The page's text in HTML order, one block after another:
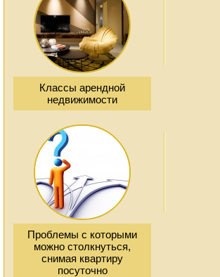
Классы арендной
недвижимости
Проблемы с которыми
можно столкнуться,
снимая квартиру
посуточно